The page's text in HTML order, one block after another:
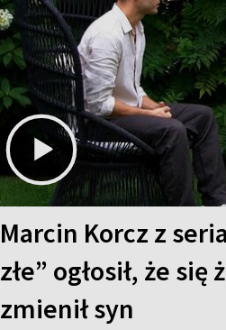
Marcin Korcz z
złe” ogłosił, że się
zmienił syn